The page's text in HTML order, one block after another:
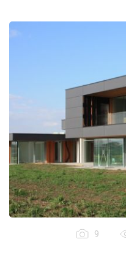
9